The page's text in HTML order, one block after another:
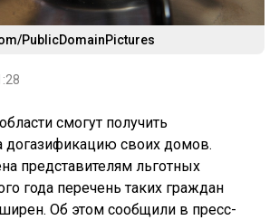
PublicDomainPictures
смогут получить
догазификацию своих домов.
представителям льготных
года перечень таких граждан
Об этом сообщили в пресс-